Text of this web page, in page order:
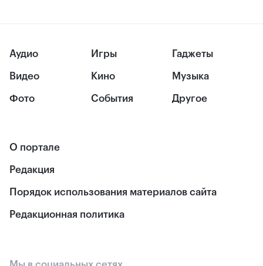
Аудио
Видео
Фото
Игры
Кино
События
Гаджеты
Музыка
Другое
О портале
Редакция
Порядок использования материалов сайта
Редакционная политика